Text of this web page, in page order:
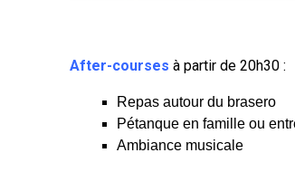
After-courses à partir de 20h30 :
Repas autour du brasero
Pétanque en famille ou
Ambiance musicale